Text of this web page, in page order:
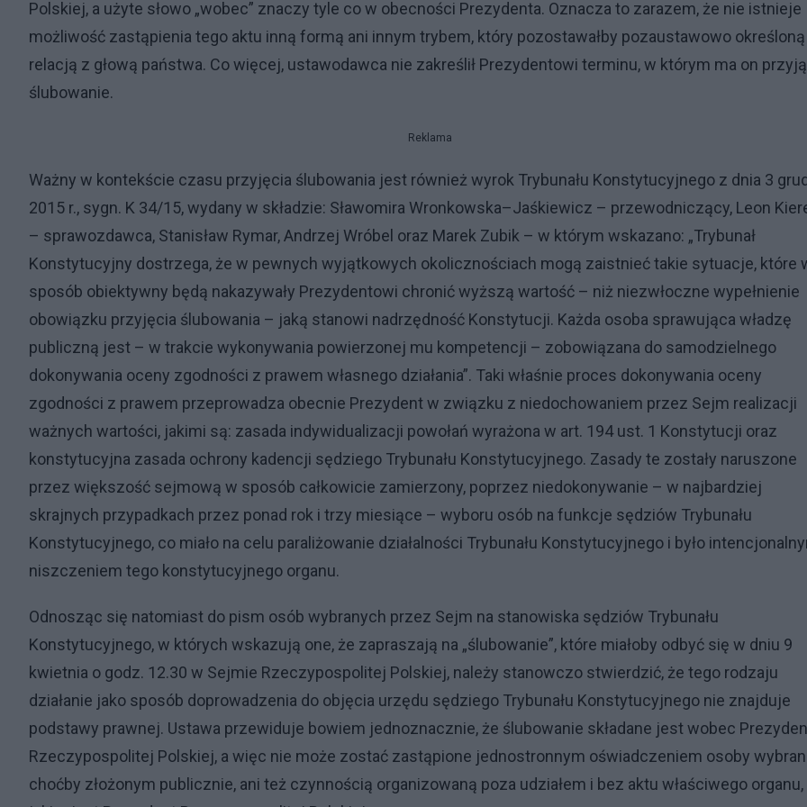
Polskiej, a użyte słowo „wobec” znaczy tyle co w obecności Prezydenta. Oznacza to zarazem, że nie istnieje
możliwość zastąpienia tego aktu inną formą ani innym trybem, który pozostawałby pozaustawowo określoną
relacją z głową państwa. Co więcej, ustawodawca nie zakreślił Prezydentowi terminu, w którym ma on
ślubowanie.
Reklama
Ważny w kontekście czasu przyjęcia ślubowania jest również wyrok Trybunału Konstytucyjnego z dnia 3
2015 r., sygn. K 34/15, wydany w składzie: Sławomira Wronkowska–Jaśkiewicz – przewodniczący, Leon
– sprawozdawca, Stanisław Rymar, Andrzej Wróbel oraz Marek Zubik – w którym wskazano: „Trybunał
Konstytucyjny dostrzega, że w pewnych wyjątkowych okolicznościach mogą zaistnieć takie sytuacje, które
sposób obiektywny będą nakazywały Prezydentowi chronić wyższą wartość – niż niezwłoczne wypełnienie
obowiązku przyjęcia ślubowania – jaką stanowi nadrzędność Konstytucji. Każda osoba sprawująca władzę
publiczną jest – w trakcie wykonywania powierzonej mu kompetencji – zobowiązana do samodzielnego
dokonywania oceny zgodności z prawem własnego działania”. Taki właśnie proces dokonywania oceny
zgodności z prawem przeprowadza obecnie Prezydent w związku z niedochowaniem przez Sejm realizacji
ważnych wartości, jakimi są: zasada indywidualizacji powołań wyrażona w art. 194 ust. 1 Konstytucji oraz
konstytucyjna zasada ochrony kadencji sędziego Trybunału Konstytucyjnego. Zasady te zostały naruszone
przez większość sejmową w sposób całkowicie zamierzony, poprzez niedokonywanie – w najbardziej
skrajnych przypadkach przez ponad rok i trzy miesiące – wyboru osób na funkcje sędziów Trybunału
Konstytucyjnego, co miało na celu paraliżowanie działalności Trybunału Konstytucyjnego i było
niszczeniem tego konstytucyjnego organu.
Odnosząc się natomiast do pism osób wybranych przez Sejm na stanowiska sędziów Trybunału
Konstytucyjnego, w których wskazują one, że zapraszają na „ślubowanie”, które miałoby odbyć się w dniu 9
kwietnia o godz. 12.30 w Sejmie Rzeczypospolitej Polskiej, należy stanowczo stwierdzić, że tego rodzaju
działanie jako sposób doprowadzenia do objęcia urzędu sędziego Trybunału Konstytucyjnego nie znajduje
podstawy prawnej. Ustawa przewiduje bowiem jednoznacznie, że ślubowanie składane jest wobec
Rzeczypospolitej Polskiej, a więc nie może zostać zastąpione jednostronnym oświadczeniem osoby
choćby złożonym publicznie, ani też czynnością organizowaną poza udziałem i bez aktu właściwego organu,